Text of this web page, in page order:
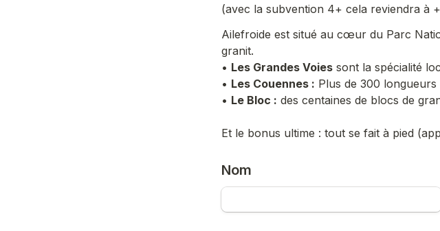
(avec la subvention 4+ cela reviendra à
Ailefroide est situé au cœur du Parc
granit.
• Les Grandes Voies sont la spécialité
• Les Couennes : Plus de 300
• Le Bloc : des centaines de blocs de
Et le bonus ultime : tout se fait à pied
Nom